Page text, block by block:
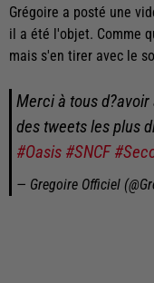
Grégoire a posté une
il a été l'objet. Comme
mais s'en tirer avec le
Merci à tous d?avoir
des tweets les plus
#Oasis #SNCF
— Gregoire Officiel